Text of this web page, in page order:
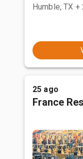
Humble, TX +
25 ago
France